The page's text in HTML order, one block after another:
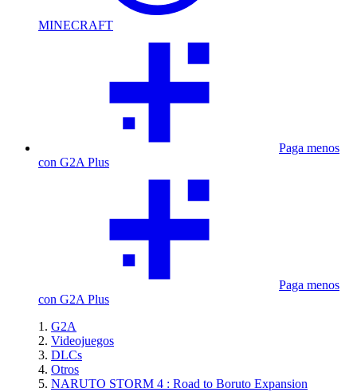
MINECRAFT
Paga menos
con G2A Plus
Paga menos
con G2A Plus
G2A
Videojuegos
DLCs
Otros
NARUTO STORM 4 : Road to Boruto Expansion